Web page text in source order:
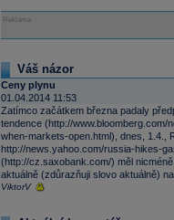
Reklama
Váš názor
Ceny plynu
01.04.2014 11:53
Zatímco začátkem března padaly
tendence (http://
when-markets-open.html), dnes, 1.4.,
http://news.yahoo.com/russia-hikes-
(http://cz.saxobank.com/) měl
aktuálně (zdůrazňuji slovo aktuálně)
ViktorV